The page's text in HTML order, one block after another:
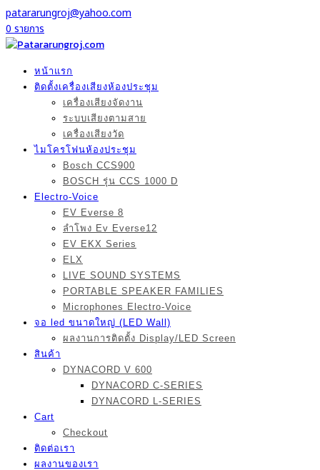
patararungroj@yahoo.com
0 รายการ
หน้าแรก
ติดตั้งเครื่องเสียงห้องประชุม
เครื่องเสียงจัดงาน
ระบบเสียงตามสาย
เครื่องเสียงวัด
ไมโครโฟนห้องประชุม
Bosch CCS900
BOSCH รุ่น CCS 1000 D
Electro-Voice
EV Everse 8
ลำโพง Ev Everse12
EV EKX Series
ELX
LIVE SOUND SYSTEMS
PORTABLE SPEAKER FAMILIES
Microphones Electro-Voice
จอ led ขนาดใหญ่ (LED Wall)
ผลงานการติดตั้ง Display/LED Screen
สินค้า
DYNACORD V 600
DYNACORD C-SERIES
DYNACORD L-SERIES
Cart
Checkout
ติดต่อเรา
ผลงานของเรา